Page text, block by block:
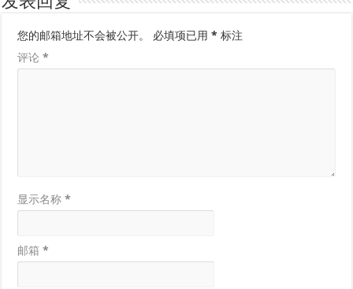
您的邮箱地址不会被公开。 必填项已用* 标注
评论*
显示名称*
邮箱*